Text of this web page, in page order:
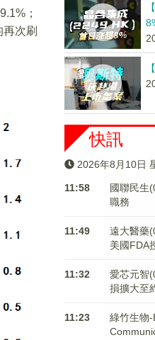
；
次刷
快訊
2026年8月10日
11:58
國聯民生
職務
11:49
遠大醫藥
美國FDA
11:32
愛芯元智
損擴大至
11:23
綠竹生物